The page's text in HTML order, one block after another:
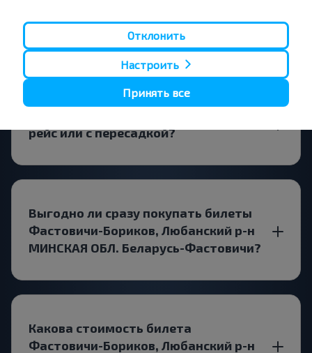
рейс или с пересадкой?
Выгодно ли сразу покупать билеты
Фастовичи-Бориков, Любанский р-н
МИНСКАЯ ОБЛ. Беларусь-Фастовичи?
Какова стоимость билета
Фастовичи-Бориков, Любанский р-н
Отклонить
Настроить
Принять все